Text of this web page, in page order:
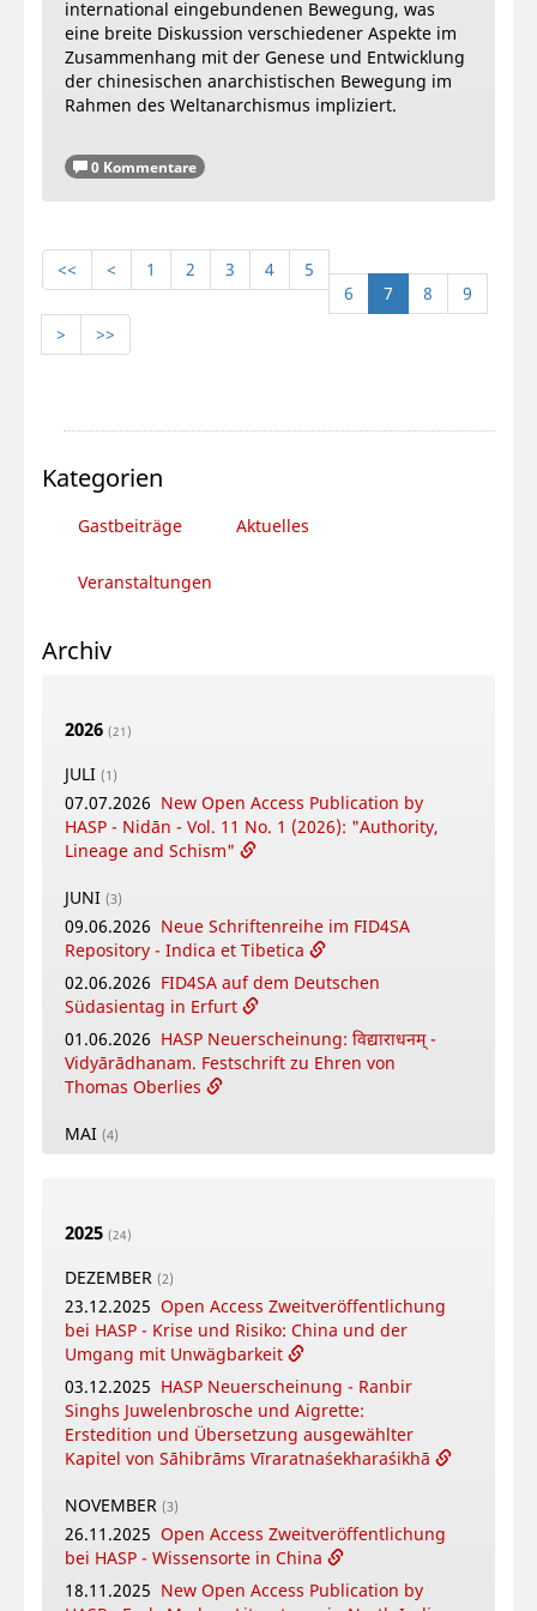
international eingebundenen Bewegung, was
eine breite Diskussion verschiedener Aspekte im
Zusammenhang mit der Genese und Entwicklung
der chinesischen anarchistischen Bewegung im
Rahmen des Weltanarchismus impliziert.
0 Kommentare
<< < 1 2 3 4
5
6
7 8
9
>
>>
Kategorien
Gastbeiträge Aktuelles
Veranstaltungen
Archiv
2026 (21)
JULI (1)
07.07.2026 New Open Access Publication by
HASP - Nidān - Vol. 11 No. 1 (2026): "Authority,
Lineage and Schism"
JUNI (3)
09.06.2026 Neue Schriftenreihe im FID4SA
Repository - Indica et Tibetica
02.06.2026 FID4SA auf dem Deutschen
Südasientag in Erfurt
01.06.2026 HASP Neuerscheinung: विद्याराधनम् -
Vidyārādhanam. Festschrift zu Ehren von
Thomas Oberlies
MAI (4)
in Worship
Term 2026
12.05.2026
New Open Access Publication by
HASP - Coṉṉa Vaṇṇam Ceyta Perumāḷ Temple
Inscriptions, Kāñcipuram
12.05.2026
Video-Tutorial - Die digitalen
Textsammlungen des FID Südasien
APRIL
16.04.2026 Online-Book Launch: The
collaborative writing of: "Crafting Potency": A
metadisciplinary approach to Sowa Rigpa
14.04.2026 New Open Access Publication by
2025 (24)
DEZEMBER (2)
23.12.2025 Open Access Zweitveröffentlichung
bei HASP - Krise und Risiko: China und der
Umgang mit Unwägbarkeit
03.12.2025 HASP Neuerscheinung - Ranbir
Singhs Juwelenbrosche und Aigrette:
Erstedition und Übersetzung ausgewählter
Kapitel von Sāhibrāms Vīraratnaśekharaśikhā
NOVEMBER (3)
26.11.2025 Open Access Zweitveröffentlichung
bei HASP - Wissensorte in China
18.11.2025 New Open Access Publication by